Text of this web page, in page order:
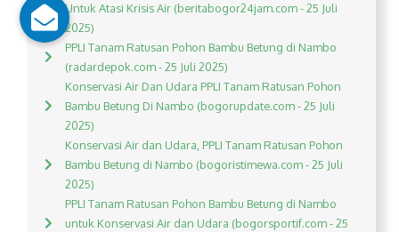
Untuk Atasi Krisis Air (beritabogor24jam.com - 25 Juli
2025)
PPLI Tanam Ratusan Pohon Bambu Betung di Nambo
(radardepok.com - 25 Juli 2025)
Konservasi Air Dan Udara PPLI Tanam Ratusan Pohon
Bambu Betung Di Nambo (bogorupdate.com - 25 Juli
2025)
Konservasi Air dan Udara, PPLI Tanam Ratusan Pohon
Bambu Betung di Nambo (bogoristimewa.com - 25 Juli
2025)
PPLI Tanam Ratusan Pohon Bambu Betung di Nambo
untuk Konservasi Air dan Udara (bogorsportif.com - 25